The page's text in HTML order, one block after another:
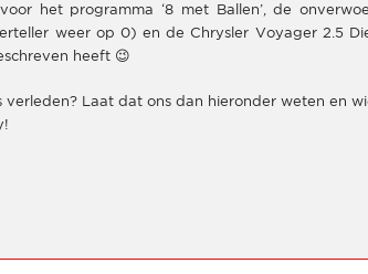
het programma ‘8 met Ballen’, de
weer op 0) en de Chrysler Voyager 2.5
heeft 😉
Laat dat ons dan hieronder weten en